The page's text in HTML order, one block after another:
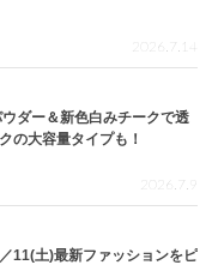
2026.7.14
ダー＆新色白みチークで透
の大容量タイプも！
2026.7.9
11(土)最新ファッションをピ